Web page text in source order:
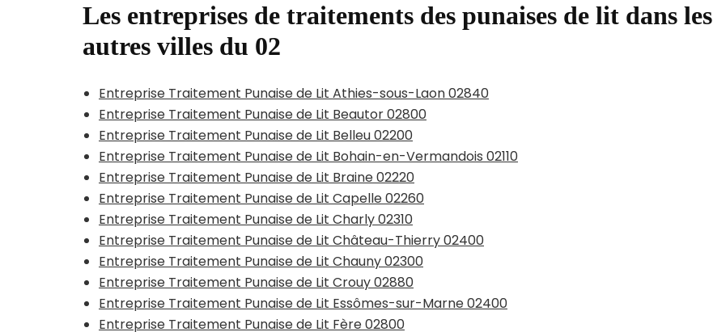
Les entreprises de traitements des punaises de lit dans les
autres villes du 02
Entreprise Traitement Punaise de Lit Athies-sous-Laon 02840
Entreprise Traitement Punaise de Lit Beautor 02800
Entreprise Traitement Punaise de Lit Belleu 02200
Entreprise Traitement Punaise de Lit Bohain-en-Vermandois 02110
Entreprise Traitement Punaise de Lit Braine 02220
Entreprise Traitement Punaise de Lit Capelle 02260
Entreprise Traitement Punaise de Lit Charly 02310
Entreprise Traitement Punaise de Lit Château-Thierry 02400
Entreprise Traitement Punaise de Lit Chauny 02300
Entreprise Traitement Punaise de Lit Crouy 02880
Entreprise Traitement Punaise de Lit Essômes-sur-Marne 02400
Entreprise Traitement Punaise de Lit Fère 02800